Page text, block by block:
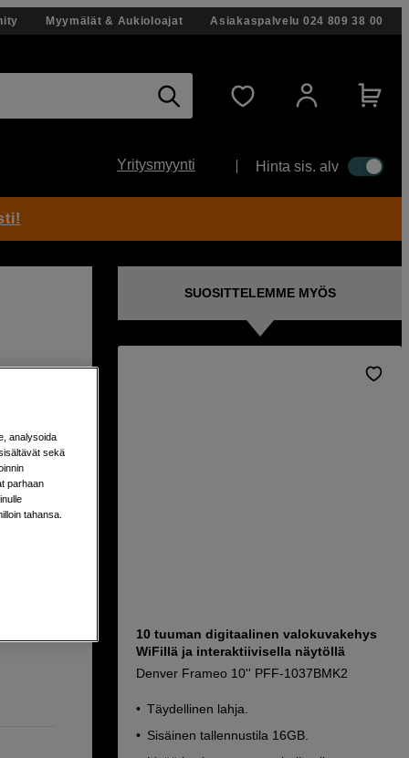
Myymälät & Aukioloajat Asiakaspalvelu 024 809 38 00
Yritysmyynti Hinta sis. alv
SUOSITTELEMME MYÖS
10 tuuman digitaalinen valokuvakehys
WiFillä ja interaktiivisella näytöllä
Denver Frameo 10'' PFF-1037BMK2
Täydellinen lahja.
Sisäinen tallennustila 16GB.
analysoida
sekä
parhaan
tahansa.